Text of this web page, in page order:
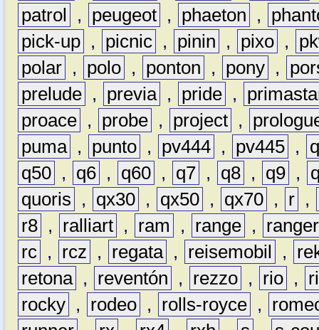
patrol
, peugeot , phaeton ,
pick-up , picnic , pinin , pixo ,
polar , polo , ponton , pony ,
prelude , previa , pride ,
proace , probe , project ,
puma , punto , pv444 , pv445 ,
q50 , q6 , q60 , q7 , q8 , q9 ,
quoris
, qx30 , qx50 , qx70 , r ,
r8 , ralliart , ram , range ,
ranger
rc , rcz , regata , reisemobil ,
retona , reventón , rezzo , rio ,
rocky , rodeo , rolls-royce ,